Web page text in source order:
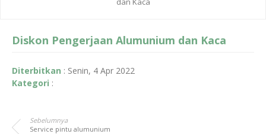
Diskon Pengerjaan Alumunium dan Kaca
Diterbitkan : Senin, 4 Apr 2022
Kategori :
Sebelumnya
Service pintu alumunium